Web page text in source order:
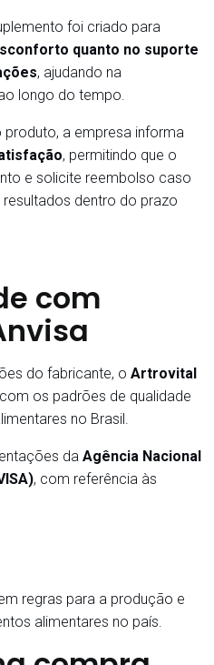
foi criado para
quanto no suporte
, ajudando na
longo do tempo.
a empresa informa
, permitindo que o
e solicite reembolso caso
dentro do prazo
com
do fabricante, o Artrovital
os padrões de qualidade
no Brasil.
da Agência Nacional
, com referência às
regras para a produção e
alimentares no país.